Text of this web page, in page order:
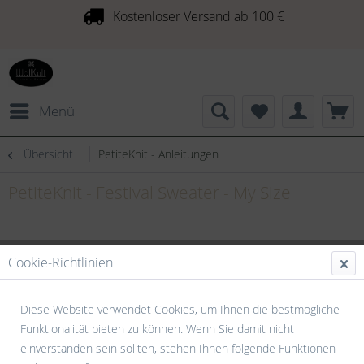
Kostenloser Versand ab 100 €
Menü
Übersicht PetiteKnit - Anleitungen
Cookie-Richtlinien
Diese Website verwendet Cookies, um Ihnen die bestmögliche
Funktionalität bieten zu können. Wenn Sie damit nicht
einverstanden sein sollten, stehen Ihnen folgende Funktionen